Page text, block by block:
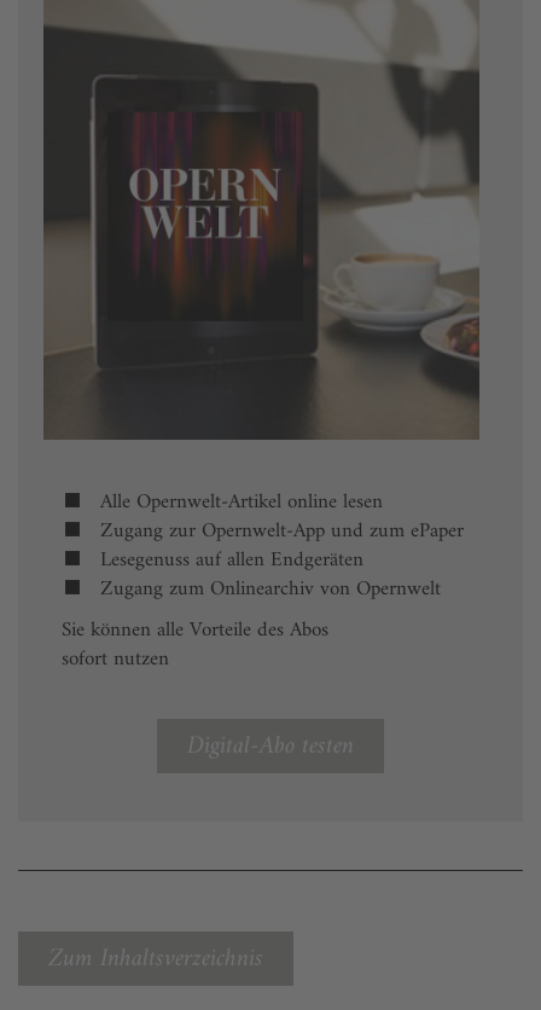
Alle Opernwelt-Artikel online lesen
Zugang zur Opernwelt-App und zum ePaper
Lesegenuss auf allen Endgeräten
Zugang zum Onlinearchiv von Opernwelt
Sie können alle Vorteile des Abos
sofort nutzen
Digital-Abo testen
Zum Inhaltsverzeichnis